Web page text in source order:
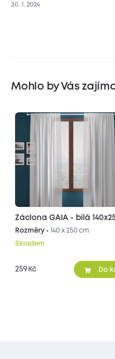
30. 1. 2024
Mohlo by Vás
Záclona GAIA - bílá
Rozměry • 140 x 250 cm
Skladem
259 Kč Do